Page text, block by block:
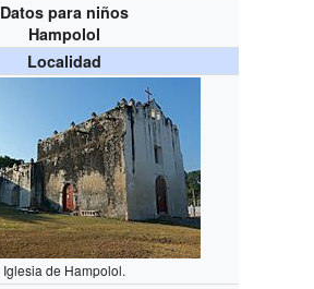
Datos para niños
Hampolol
Localidad
Iglesia de Hampolol.